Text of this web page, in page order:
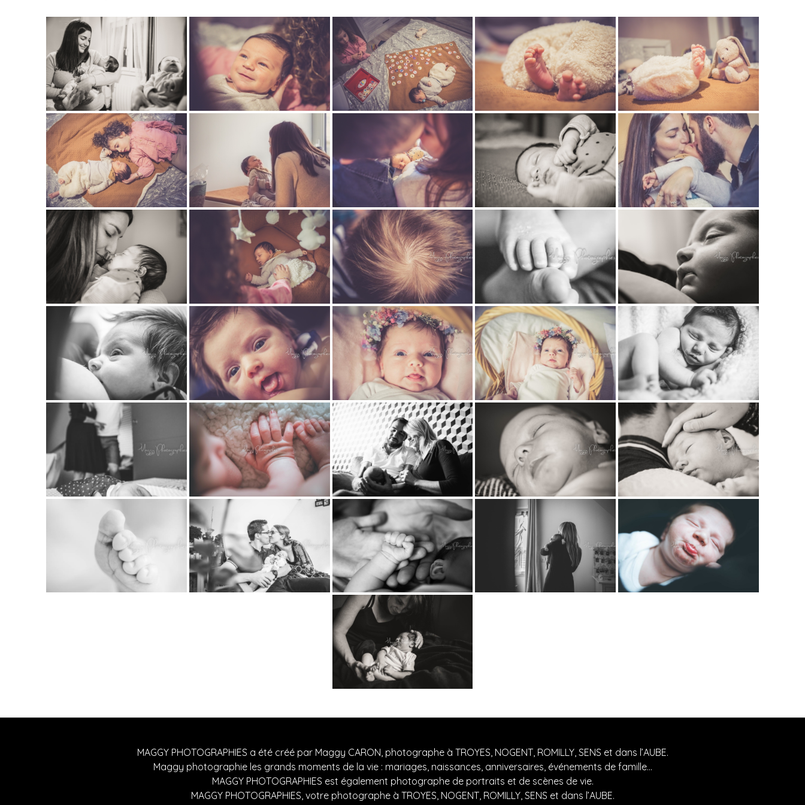
MAGGY PHOTOGRAPHIES a été créé par Maggy CARON, photographe à TROYES, NOGENT, ROMILLY, SENS et dans l’AUBE.
Maggy photographie les grands moments de la vie : mariages, naissances, anniversaires, événements de famille…
MAGGY PHOTOGRAPHIES est également photographe de portraits et de scènes de vie.
MAGGY PHOTOGRAPHIES, votre photographe à TROYES, NOGENT, ROMILLY, SENS et dans l’AUBE.